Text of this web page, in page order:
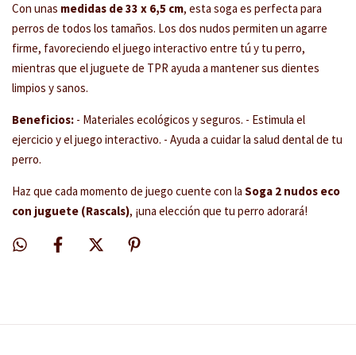
Con unas medidas de 33 x 6,5 cm, esta soga es perfecta para
perros de todos los tamaños. Los dos nudos permiten un agarre
firme, favoreciendo el juego interactivo entre tú y tu perro,
mientras que el juguete de TPR ayuda a mantener sus dientes
limpios y sanos.
Beneficios: - Materiales ecológicos y seguros. - Estimula el
ejercicio y el juego interactivo. - Ayuda a cuidar la salud dental de tu
perro.
Haz que cada momento de juego cuente con la Soga 2 nudos eco
con juguete (Rascals), ¡una elección que tu perro adorará!